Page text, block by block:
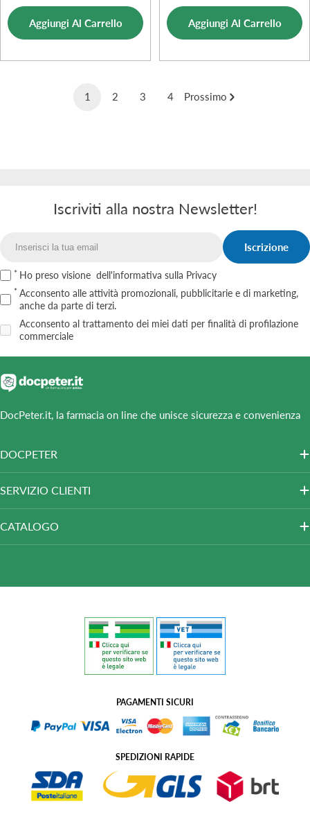
di
vendita
normale
Aggiungi Al Carrello
di
vendita
normale
Aggiungi Al Carrello
1 2 3 4 Prossimo
Iscriviti alla nostra Newsletter!
Iscrizione
Ho preso visione dell'informativa sulla Privacy
Acconsento alle attività promozionali, pubblicitarie e di marketing,
anche da parte di terzi.
Acconsento al trattamento dei miei dati per finalità di profilazione
commerciale
DocPeter.it, la farmacia on line che unisce sicurezza e convenienza
DOCPETER
SERVIZIO CLIENTI
CATALOGO
PAGAMENTI SICURI
SPEDIZIONI RAPIDE